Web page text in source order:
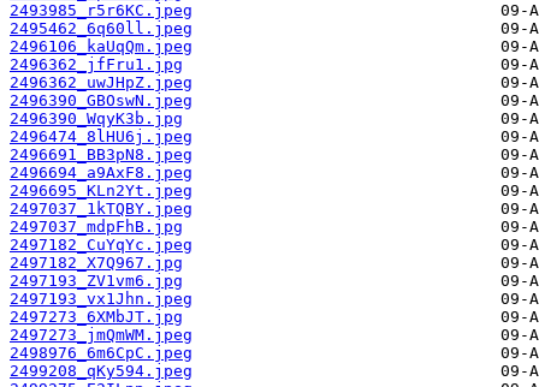
2493985_r5r6KC.jpeg
2495462_6q60ll.jpeg
2496106_kaUqQm.jpeg
2496362_jfFru1.jpg
2496362_uwJHpZ.jpeg
2496390_GBOswN.jpeg
2496390_WqyK3b.jpg
2496474_8lHU6j.jpeg
2496691_BB3pN8.jpeg
2496694_a9AxF8.jpeg
2496695_KLn2Yt.jpeg
2497037_1kTQBY.jpeg
2497037_mdpFhB.jpg
2497182_CuYqYc.jpeg
2497182_X7Q967.jpg
2497193_ZV1vm6.jpg
2497193_vx1Jhn.jpeg
2497273_6XMbJT.jpg
2497273_jmQmWM.jpeg
2498976_6m6CpC.jpeg
2499208_qKy594.jpeg